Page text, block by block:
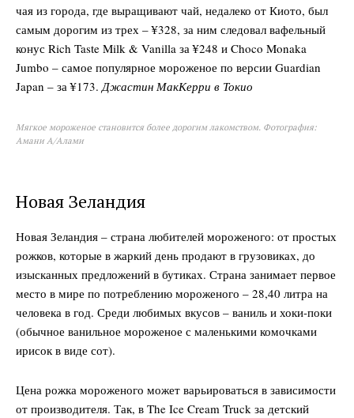
чая из города, где выращивают чай, недалеко от Киото, был
самым дорогим из трех – ¥328, за ним следовал вафельный
конус Rich Taste Milk & Vanilla за ¥248 и Choco Monaka
Jumbo – самое популярное мороженое по версии Guardian
Japan – за ¥173. Джастин МакКерри в Токио
Мягкое мороженое становится более дорогим лакомством. Фотография:
Амани А/Алами
Новая Зеландия
Новая Зеландия – страна любителей мороженого: от простых
рожков, которые в жаркий день продают в грузовиках, до
изысканных предложений в бутиках. Страна занимает первое
место в мире по потреблению мороженого – 28,40 литра на
человека в год. Среди любимых вкусов – ваниль и хоки-поки
(обычное ванильное мороженое с маленькими комочками
ирисок в виде сот).
Цена рожка мороженого может варьироваться в зависимости
от производителя. Так, в The Ice Cream Truck за детский